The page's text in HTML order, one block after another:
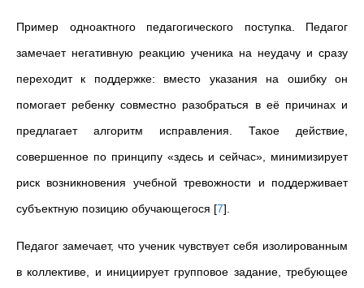
Пример одноактного педагогического поступка. Педагог
замечает негативную реакцию ученика на неудачу и сразу
переходит к поддержке: вместо указания на ошибку он
помогает ребенку совместно разобраться в её причинах и
предлагает алгоритм исправления. Такое действие,
совершенное по принципу «здесь и сейчас», минимизирует
риск возникновения учебной тревожности и поддерживает
субъектную позицию обучающегося [7]
Педагог замечает, что ученик чувствует себя изолированным
в коллективе, и инициирует групповое задание, требующее